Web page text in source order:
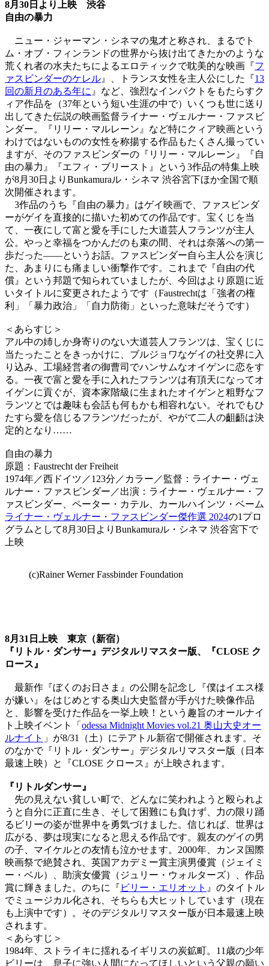
8月30日より上映 渋谷
自由の暴力
ニュー・ジャーマン・シネマの鬼才と称され、まるでト
ム・オブ・フィンランドの世界から抜け出てきたかのような
荒くれ者の水夫たちによるエロティックで耽美的な映画『フ
ァスビンダーのケレル 』、トランス女性を主人公にした『13
回の新月のある年に 』など、強烈なインパクトをもたらすク
ィア作品を（37年という短い生涯の中で）いくつも世に送り
出してきた伝説の映画監督ライナー・ヴェルナー・ファスビ
ンダー。『リリー・マルレーン』など特にクィア映画という
わけではないものの女性を称揚する作品もたくさん撮ってい
ますが、そのファスビンダーの『リリー・マルレーン』『自
由の暴力』『エフィ・ブリースト』という3作品の特集上映
が8月30日よりBunkamuraル・シネマ 渋谷宮下ほか全国で順
次開催されます。
3作品のうち『自由の暴力』はゲイ映画で、ファスビンダ
ーがゲイを直接的に描いた初めての作品です。宝くじを当
て、一夜にして富と愛を手にした大道芸人フランツが主人
公。やっと幸福をつかんだのも束の間、それは奈落への第一
歩だった――というお話。ファスビンダー自ら主人公を演じ
た、あまりにも痛ましい衝撃作です。これまで『自由の代
償』という邦題で知られていましたが、今回はより原題に近
いタイトルに変更されたようです（Faustrechtは「強者の権
利」「暴力政治」「自力防衛」といった意味だそうです）
＜あらすじ＞
アル中の姉しか身寄りのない大道芸人フランツは、宝くじに
当たったことをきっかけに、ブルジョワなゲイの社交界に入
り込み、工場経営者の御曹司でハンサムなオイゲンに恋をす
る。一夜で富と愛を手に入れたフランツは有頂天になってオ
イゲンに貢ぐが、資本家階級に生まれたオイゲンと粗野なフ
ランツとでは趣味も会話も何もかも相容れない。それでもひ
たすら愛を信じるフランツだったが、やがて二人の齟齬は決
定的となり……
自由の暴力
原題：Faustrecht der Freiheit
1974年／西ドイツ／123分／カラー／監督：ライナー・ヴェ
ルナー・ファスビンダー／出演：ライナー・ヴェルナー・フ
ァスビンダー、ペーター・カテル、カールハインツ・ベーム
ライナー・ヴェルナー・ファスビンダー傑作選 2024の1プロ
グラムとして8月30日よりBunkamuraル・シネマ 渋谷宮下で
上映
(c)Rainer Werner Fassbinder Foundation
8月31日上映 東京（新宿）
『リトル・ダンサー』デジタルリマスター版、『CLOSE ク
ロース』
最新作『ぼくのお⽇さま』の公開を記念し『僕はイエス様
が嫌い』をはじめとする奥⼭⼤史監督が⼿がけた映像作品
と、影響を受けた作品を一挙上映！という趣旨のオールナイ
ト上映イベント「 odessa Midnight Movies vol.21 奥⼭⼤史オー
ルナイト 」が8/31（土）にテアトル新宿で開催されます。そ
のなかで『リトル・ダンサー』デジタルリマスター版（⽇本
最速上映）と『CLOSE クロース』が上映されます。
『リトルダンサー』
先の見えない貧しい町で、どんなに笑われようと殴られよ
うと自分に正直に生き、そして困難にも負けず、力の限り踊
るビリーの姿が世界中を勇気づけました。信じれば、世界は
広がる、夢は現実になると思える作品です。親友のゲイの男
の子、マイケルとの友情も泣かせます。2000年、カンヌ国際
映画祭で絶賛され、英国アカデミー賞主演男優賞（ジェイミ
ー・ベル）、助演女優賞（ジュリー・ウォルターズ）、作品
賞に輝きました。のちに『 ビリー・エリオット 』のタイトル
でミュージカル化され、そちらも大ヒットしています（現在
も上演中です）。そのデジタルリマスター版が⽇本最速上映
されます。
＜あらすじ＞
1984年、ストライキに揺れるイギリスの炭鉱町。11歳の少年
ビリーは、息子に強い人間になってほしいという父親の願い